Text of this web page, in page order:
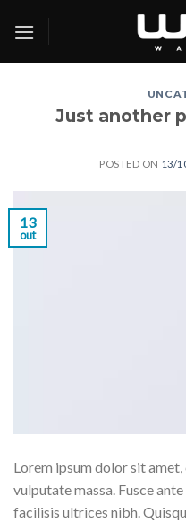
Just another
POSTED ON 13/
13
out
Lorem ipsum dolor sit
vulputate massa. Fusce
facilisis ultrices nibh.